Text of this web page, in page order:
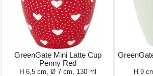
GreenGate Mini Latte Cup
Penny Red
H 6,5 cm, Ø 7 cm, 130 ml H 9